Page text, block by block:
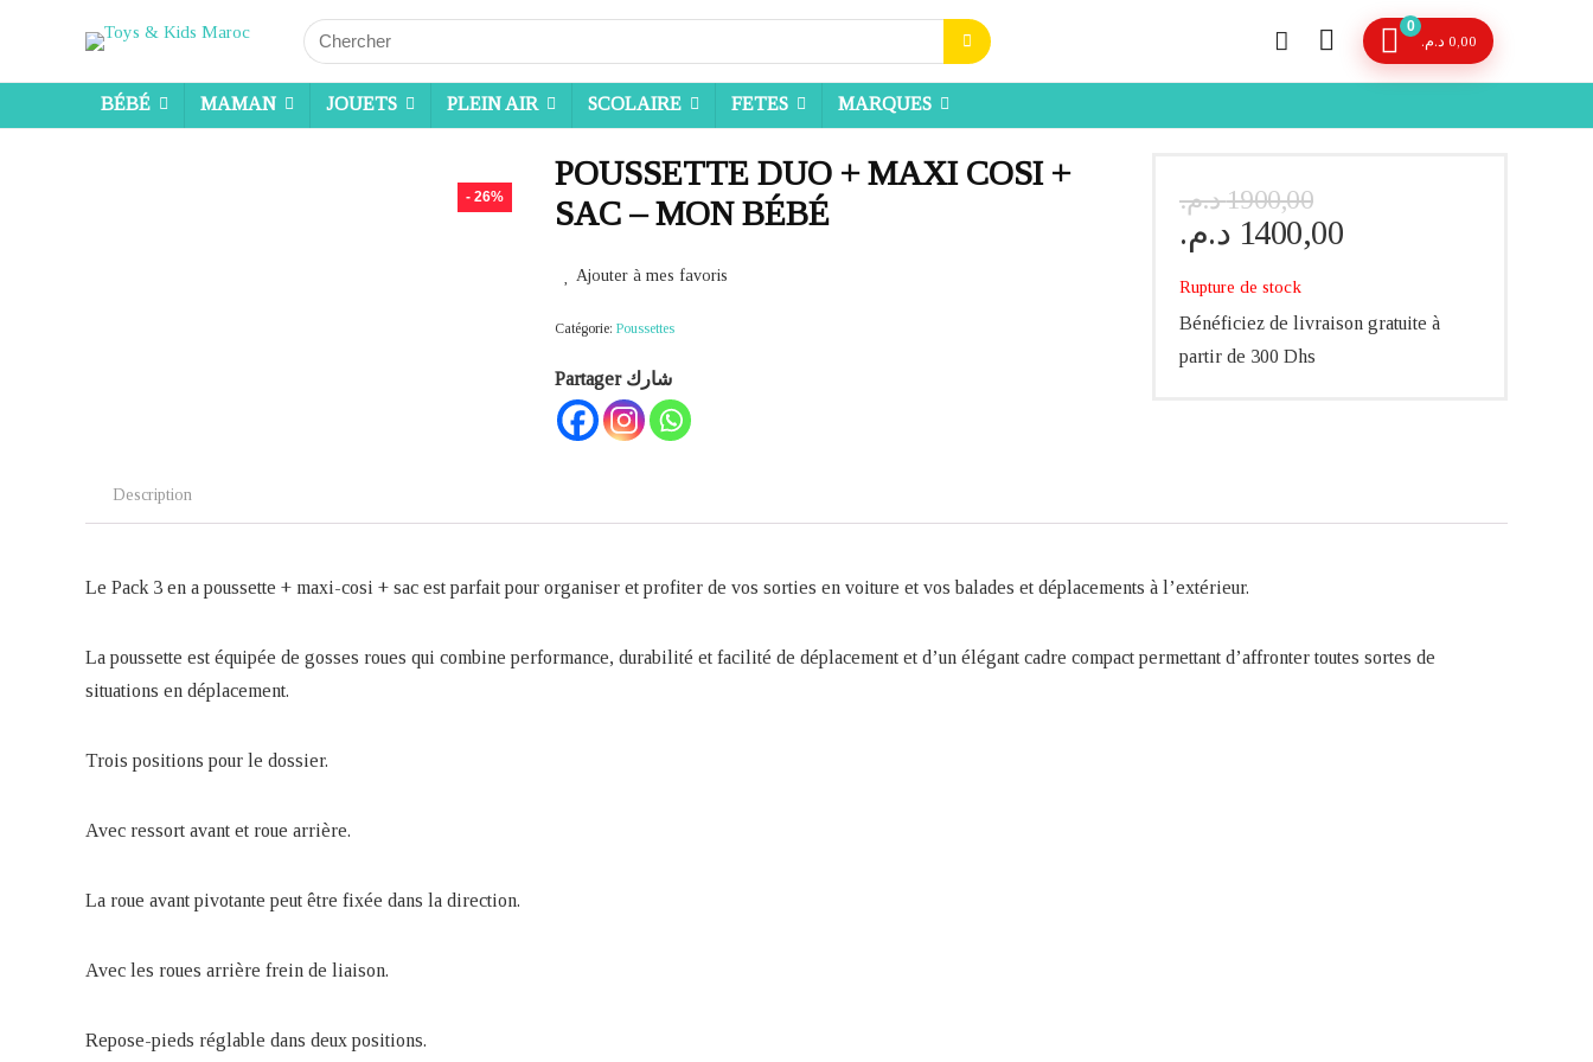
Search
for:
0
0,00 د.م.
BÉBÉ MAMAN JOUETS PLEIN AIR SCOLAIRE FETES MARQUES
- 26%
POUSSETTE DUO + MAXI COSI +
SAC – MON BÉBÉ
Ajouter à mes favoris
Catégorie: Poussettes
Partager شارك
1900,00 د.م.
Le
prix
1400,00 د.م.
Le
prix
Rupture de stock
Bénéficiez de livraison gratuite à
partir de 300 Dhs
Description
Le Pack 3 en a poussette + maxi-cosi + sac est parfait pour organiser et profiter de vos sorties en voiture et vos balades et déplacements à l’extérieur.
La poussette est équipée de gosses roues qui combine performance, durabilité et facilité de déplacement et d’un élégant cadre compact permettant d’affronter toutes sortes de
situations en déplacement.
Trois positions pour le dossier.
Avec ressort avant et roue arrière.
La roue avant pivotante peut être fixée dans la direction.
Avec les roues arrière frein de liaison.
Repose-pieds réglable dans deux positions.